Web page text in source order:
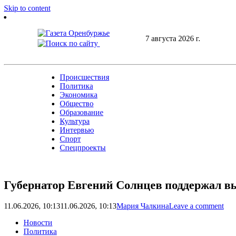
Skip to content
7 августа 2026 г.
Происшествия
Политика
Экономика
Общество
Образование
Культура
Интервью
Спорт
Спецпроекты
Губернатор Евгений Солнцев поддержал
11.06.2026, 10:1311.06.2026, 10:13Мария ЧалкинаLeave a comment
Новости
Политика